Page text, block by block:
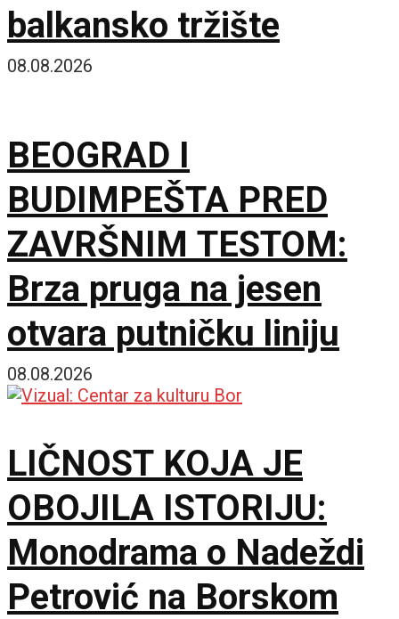
balkansko tržište
08.08.2026
BEOGRAD I
BUDIMPEŠTA PRED
ZAVRŠNIM TESTOM:
Brza pruga na jesen
otvara putničku liniju
08.08.2026
LIČNOST KOJA JE
OBOJILA ISTORIJU:
Monodrama o Nadeždi
Petrović na Borskom